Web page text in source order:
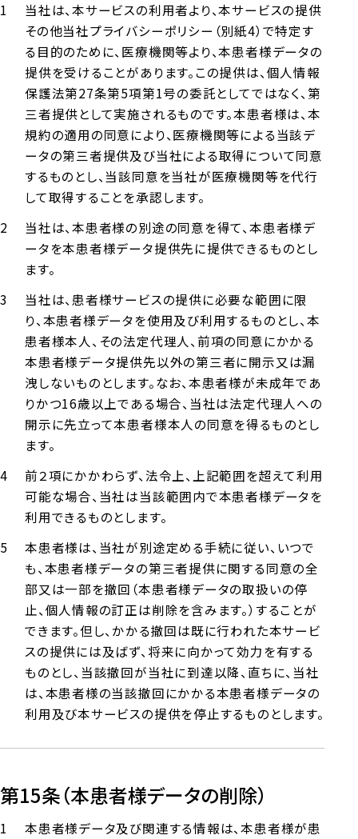
当社は、本サービスの利用者より、本サービスの提供
その他当社プライバシーポリシー（別紙4）で特定す
る目的のために、医療機関等より、本患者様データの
提供を受けることがあります。この提供は、個人情報
保護法第27条第5項第1号の委託としてではなく、第
三者提供として実施されるものです。本患者様は、本
規約の適用の同意により、医療機関等による当該デ
ータの第三者提供及び当社による取得について同意
するものとし、当該同意を当社が医療機関等を代行
して取得することを承認します。
当社は、本患者様の別途の同意を得て、本患者様デ
ータを本患者様データ提供先に提供できるものとし
ます。
当社は、患者様サービスの提供に必要な範囲に限
り、本患者様データを使用及び利用するものとし、本
患者様本人、その法定代理人、前項の同意にかかる
本患者様データ提供先以外の第三者に開示又は漏
洩しないものとします。なお、本患者様が未成年であ
りかつ16歳以上である場合、当社は法定代理人への
開示に先立って本患者様本人の同意を得るものとし
ます。
前２項にかかわらず、法令上、上記範囲を超えて利用
可能な場合、当社は当該範囲内で本患者様データを
利用できるものとします。
本患者様は、当社が別途定める手続に従い、いつで
も、本患者様データの第三者提供に関する同意の全
部又は一部を撤回（本患者様データの取扱いの停
止、個人情報の訂正は削除を含みます。）することが
できます。但し、かかる撤回は既に行われた本サービ
スの提供には及ばず、将来に向かって効力を有する
ものとし、当該撤回が当社に到達以降、直ちに、当社
は、本患者様の当該撤回にかかる本患者様データの
利用及び本サービスの提供を停止するものとします。
第15条（本患者様データの削除）
本患者様データ及び関連する情報は、本患者様が患